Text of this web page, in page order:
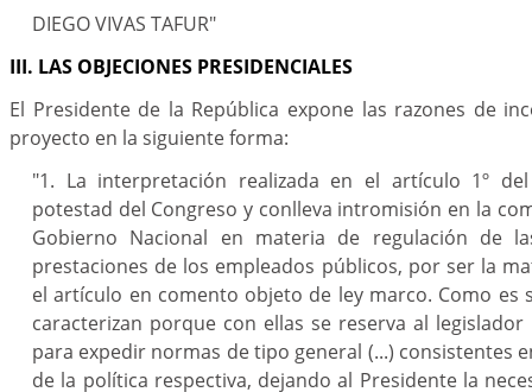
DIEGO VIVAS TAFUR"
III. LAS OBJECIONES PRESIDENCIALES
El Presidente de la República expone las razones de
proyecto en la siguiente forma:
"1. La interpretación realizada en el artículo 1º
potestad del Congreso y conlleva intromisión en la
Gobierno Nacional en materia de regulación de
prestaciones de los empleados públicos, por ser la
el artículo en comento objeto de ley marco. Como es
caracterizan porque con ellas se reserva al
para expedir normas de tipo general (...) consistentes
de la política respectiva, dejando al Presidente la